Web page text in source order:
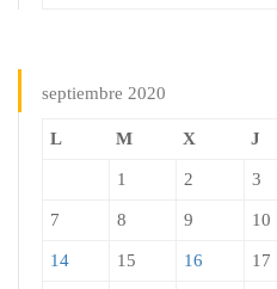
septiembre 2020
L M X J
1 2 3
7 8 9 10
14 15 16 17